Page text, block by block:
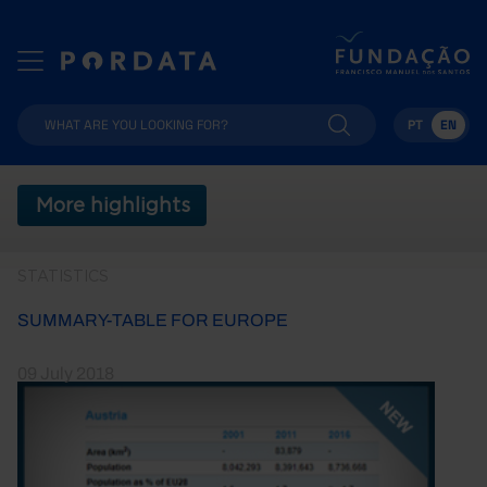
PT EN
More highlights
SUMMARY-TABLE FOR EUROPE